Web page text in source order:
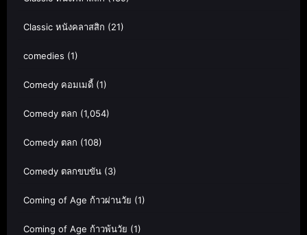
Classic หนังคลาสสิก (21)
comedies (1)
Comedy คอมเมดี้ (1)
Comedy ตลก (1,054)
Comedy ตลก (108)
Comedy ตลกขบขัน (3)
Coming of Age ก้าวผ่านวัย (1)
Coming of Age ก้าวพ้นวัย (1)